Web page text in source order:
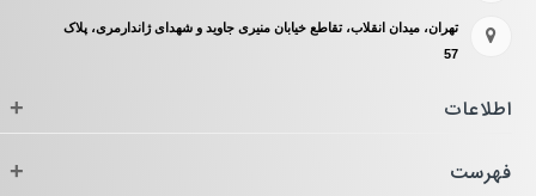
تهران، میدان انقلاب، تقاطع خیابان منیری جاوید و شهدای ژاندارمری، پلاک
57
اطلاعات +
فهرست +